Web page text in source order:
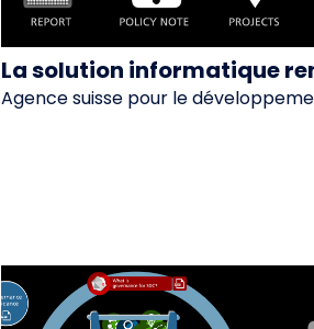
La solution informatique
Agence suisse pour le